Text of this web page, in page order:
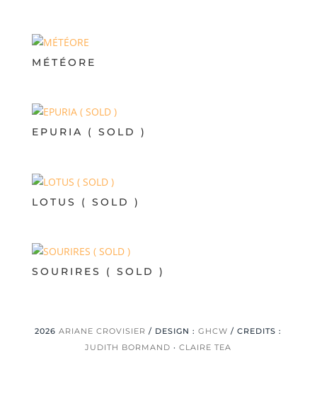
MÉTÉORE
EPURIA ( SOLD )
LOTUS ( SOLD )
SOURIRES ( SOLD )
2026ARIANE CROVISIER / DESIGN :GHCW / CREDITS :
JUDITH BORMAND ·CLAIRE TEA